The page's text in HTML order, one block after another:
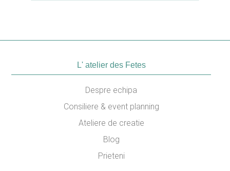
L' atelier des Fetes
Despre echipa
Consiliere & event planning
Ateliere de creatie
Blog
Prieteni